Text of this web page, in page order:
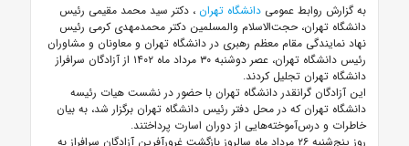
به گزارش روابط عمومی دانشگاه تهران ، دکتر سید محمد مقیمی رئیس
دانشگاه تهران، حجت‌الاسلام والمسلمین دکتر محمدمهدی کرمی رئیس
نهاد نمایندگی مقام معظم رهبری در دانشگاه تهران و معاونان و مشاوران
رئیس دانشگاه تهران، عصر دوشنبه ۳۰ مرداد ماه ۱۴۰۲ از آزادگان سرافراز
دانشگاه تهران تجلیل کردند.
این آزادگان گرانقدر دانشگاه تهران با حضور در نشست هیات رئیسه
دانشگاه تهران که در محل دفتر رئیس دانشگاه تهران برگزار شد، به بیان
خاطرات و درس‌آموخته‌هایی از دوران اسارت پرداختند.
روز پنج‌شنبه ۲۶ مرداد ماه سالروز بازگشت غرورآفرین آزادگان سرافراز به